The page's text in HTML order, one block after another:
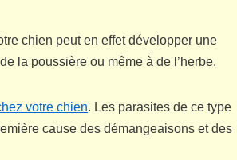
chien peut en effet développer une
la poussière ou même à de l’herbe.
votre chien. Les parasites de ce type
cause des démangeaisons et des